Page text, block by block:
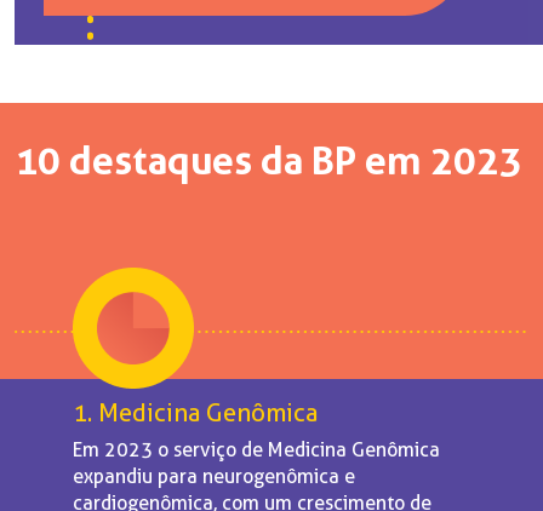
10 destaques da BP em 2023
1. Medicina Genômica
Em 2023 o serviço de Medicina Genômica
expandiu para neurogenômica e
cardiogenômica, com um crescimento de